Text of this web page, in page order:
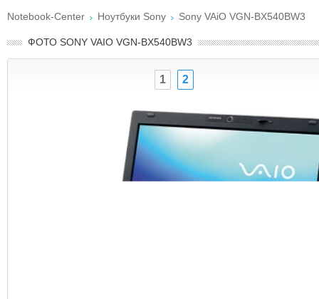
Notebook-Center Ноутбуки Sony Sony VAiO VGN-BX540BW3
ФОТО SONY VAIO VGN-BX540BW3
1 2